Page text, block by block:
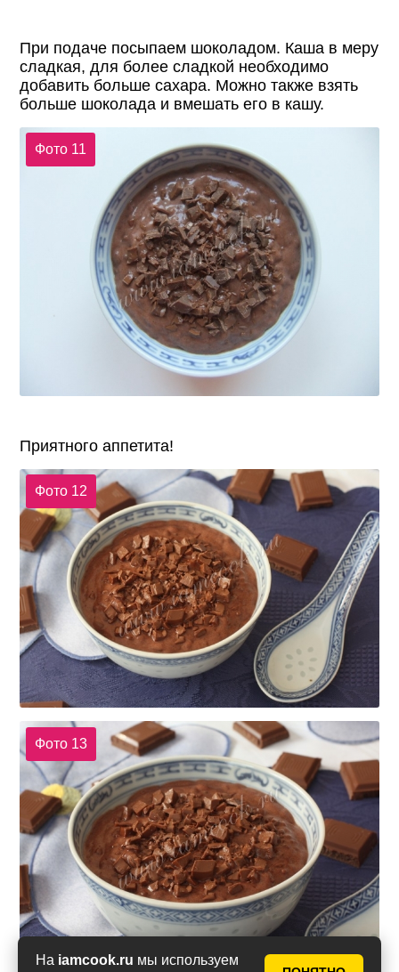
На iamcook.ru мы используем
При подаче посыпаем шоколадом. Каша в меру
сладкая, для более сладкой необходимо
добавить больше сахара. Можно также взять
больше шоколада и вмешать его в кашу.
Фото 11
Приятного аппетита!
Фото 12
Фото 13